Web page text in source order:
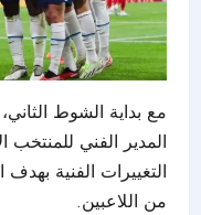
مع بداية الشوط
المدير الفني للمنتخب
التغييرات الفنية
من اللاعبين.